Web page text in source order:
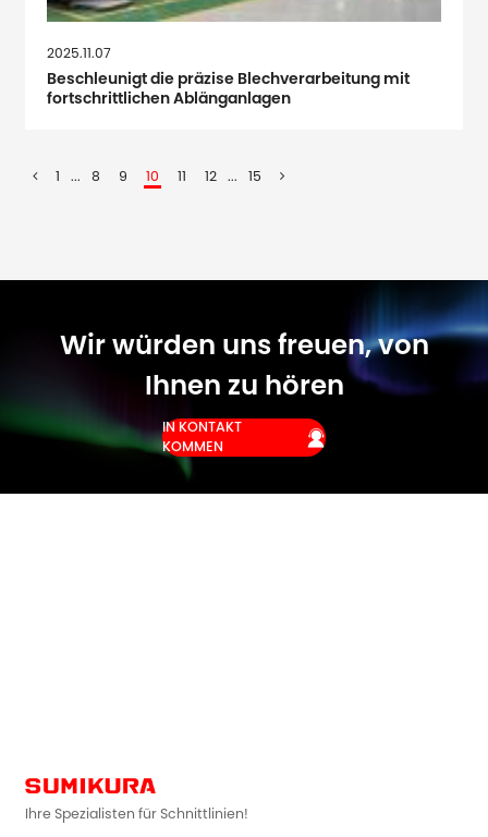
2025.11.07
Beschleunigt die präzise Blechverarbeitung mit
fortschrittlichen Ablänganlagen
1 ... 8 9 10 11 12 ... 15
Wir würden uns freuen, von
Ihnen zu hören
IN KONTAKT
KOMMEN

Ihre Spezialisten für Schnittlinien!